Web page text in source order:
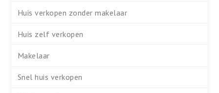
Huis verkopen zonder makelaar
Huis zelf verkopen
Makelaar
Snel huis verkopen